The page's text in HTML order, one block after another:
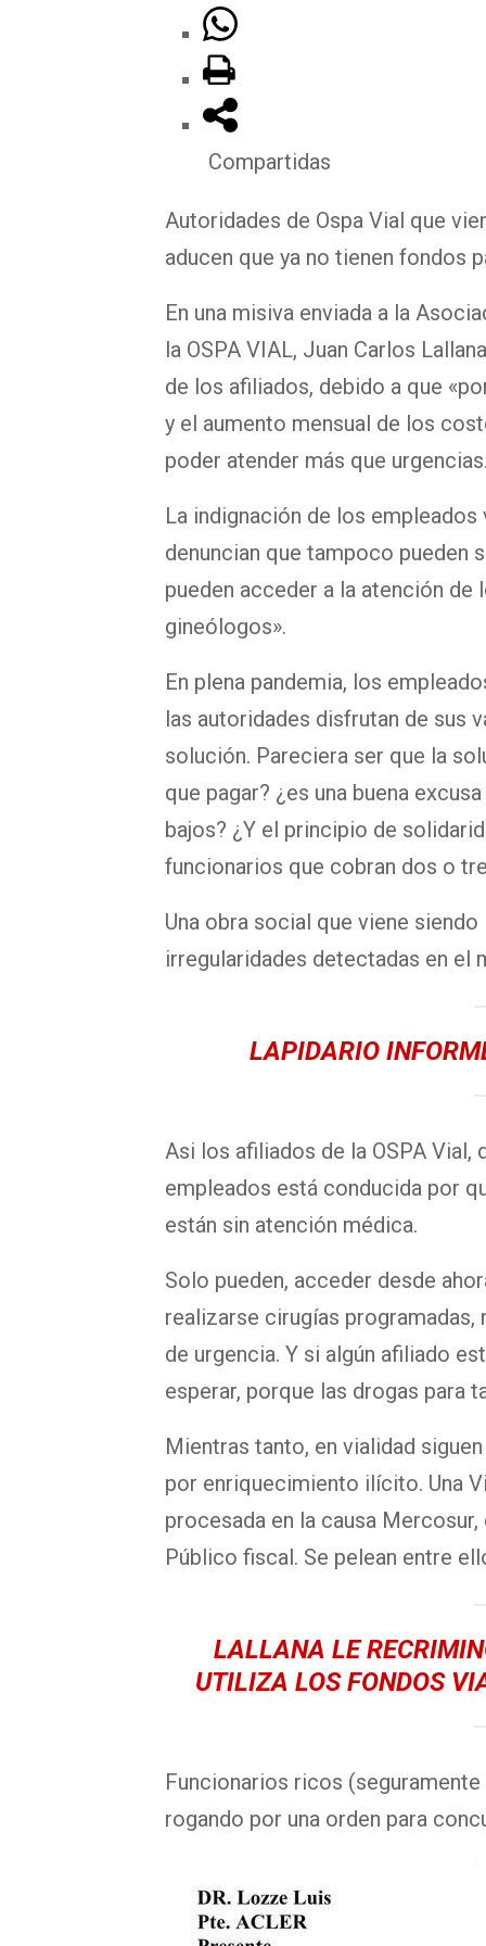
Compartidas
Autoridades de Ospa Vial que
aducen que ya no tienen fondos
En una misiva enviada a la
la OSPA VIAL, Juan Carlos
de los afiliados, debido a que
y el aumento mensual de los
poder atender más que
La indignación de los
denuncian que tampoco pueden
pueden acceder a la atención
gineólogos».
En plena pandemia, los
las autoridades disfrutan de sus
solución. Pareciera ser que la
que pagar? ¿es una buena
bajos? ¿Y el principio de
funcionarios que cobran dos o
Una obra social que viene
irregularidades detectadas en el
LAPIDARIO
Asi los afiliados de la OSPA
empleados está conducida por
están sin atención médica.
Solo pueden, acceder desde
realizarse cirugías
de urgencia. Y si algún afiliado
esperar, porque las drogas para
Mientras tanto, en vialidad
por enriquecimiento ilícito. Una
procesada en la causa
Público fiscal. Se pelean entre
LALLANA LE
UTILIZA LOS FONDOS
Funcionarios ricos
rogando por una orden para